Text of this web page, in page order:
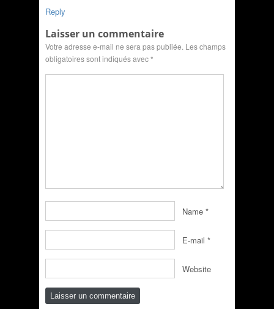
Reply
Laisser un commentaire
Votre adresse e-mail ne sera pas publiée. Les champs
obligatoires sont indiqués avec*
Name *
E-mail *
Website